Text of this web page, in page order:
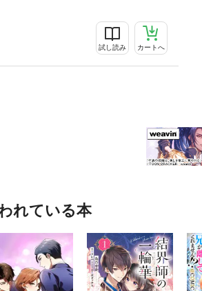
試し読み カートへ
れている本